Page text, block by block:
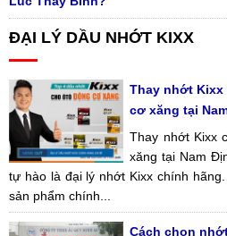
ĐẠI LÝ DẦU NHỚT KIXX
Thay nhớt
cơ xăng tại
Thay nhớt Kixx
xăng tại Nam
tự hào là đại lý nhớt Kixx chính
sản phẩm chính...
Cách chọn